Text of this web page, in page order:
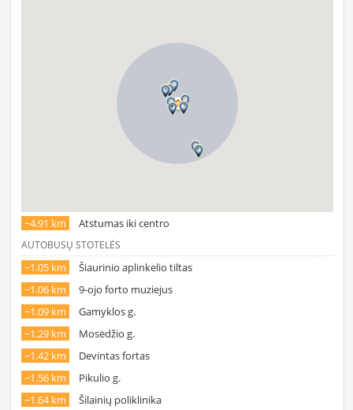
~4.91 km Atstumas iki centro
AUTOBUSŲ STOTELĖS
~1.05 km
Šiaurinio aplinkelio tiltas
~1.06 km
9-ojo forto muziejus
~1.09 km
Gamyklos g.
~1.29 km
Mosėdžio g.
~1.42 km
Devintas fortas
~1.56 km
Pikulio g.
~1.64 km
Šilainių poliklinika